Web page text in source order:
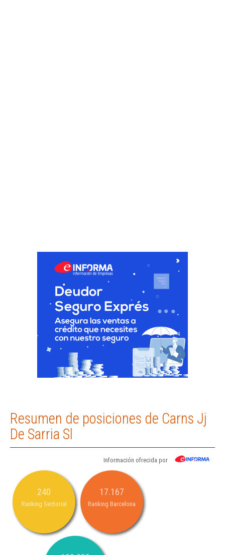
Resumen de posiciones de Carns Jj
De Sarria Sl
Información ofrecida por
240
Ranking Sectorial
17.167
Ranking Barcelona